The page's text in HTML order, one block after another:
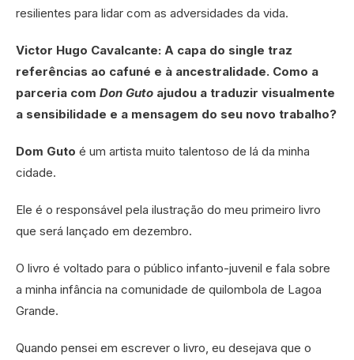
resilientes para lidar com as adversidades da vida.
Victor Hugo Cavalcante: A capa do single traz
referências ao cafuné e à ancestralidade. Como a
parceria com Don Guto ajudou a traduzir visualmente
a sensibilidade e a mensagem do seu novo trabalho?
Dom Guto é um artista muito talentoso de lá da minha
cidade.
Ele é o responsável pela ilustração do meu primeiro livro
que será lançado em dezembro.
O livro é voltado para o público infanto-juvenil e fala sobre
a minha infância na comunidade de quilombola de Lagoa
Grande.
Quando pensei em escrever o livro, eu desejava que o